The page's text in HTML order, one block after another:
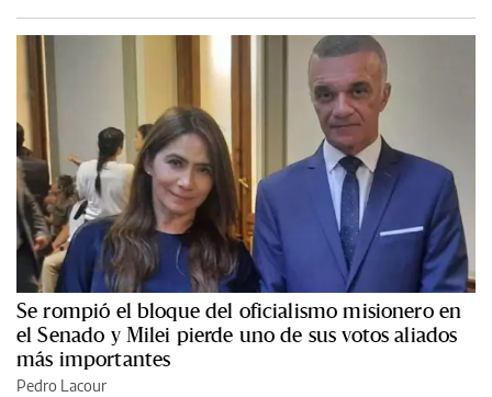
Se rompió el bloque del oficialismo misionero en
el Senado y Milei pierde uno de sus votos aliados
más importantes
Pedro Lacour